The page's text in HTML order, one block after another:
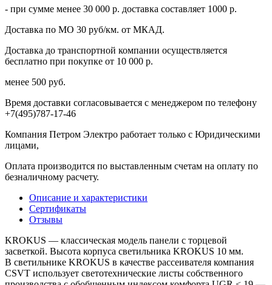
- при сумме менее 30 000 р. доставка составляет 1000 р.
Доставка по МО 30 руб/км. от МКАД.
Доставка до транспортной компании осуществляется
бесплатно при покупке от 10 000 р.
менее 500 руб.
Время доставки согласовывается с менеджером по телефону
+7(495)787-17-46
Компания Петром Электро работает только с Юридическими
лицами,
Оплата производится по выставленным счетам на оплату по
безналичному расчету.
Описание и характеристики
Сертификаты
Отзывы
KROKUS — классическая модель панели с торцевой
засветкой. Высота корпуса светильника KROKUS 10 мм.
В светильнике KROKUS в качестве рассеивателя компания
CSVT использует светотехнические листы собственного